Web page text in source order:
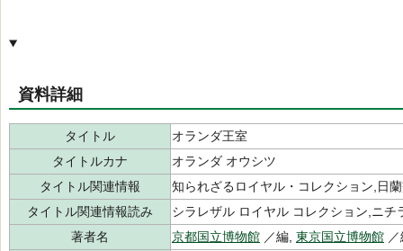
資料詳細
タイトル
オランダ王室
タイトルカナ
オランダ オウシツ
タイトル関連情報
知られざるロイヤル・コレクション,日
タイトル関連情報読み
シラレザル ロイヤル コレクション,ニ
著者名
京都国立博物館 ／編, 東京国立博物館